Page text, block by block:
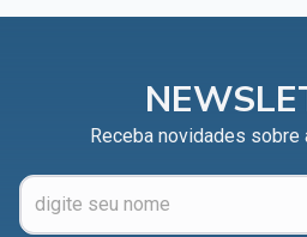
Receba novidades sobre